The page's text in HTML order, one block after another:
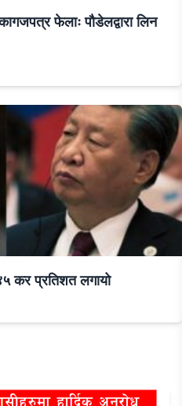
फेलाः पौडेलद्वारा लिन
कर प्रतिशत लगायो